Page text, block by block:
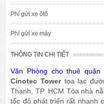
Phí gửi xe ôtô
Phí gửi xe máy
THÔNG TIN CHI TIẾT
Văn Phòng cho thuê quận
Cinotec Tower tọa lạc
Thạnh, TP. HCM Tòa nhà
tốc độ phát triển rất nhanh